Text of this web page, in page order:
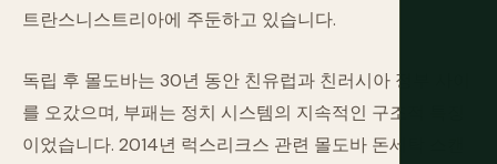
트란스니스트리아에 주둔하고 있습니다.
독립 후 몰도바는 30년 동안 친유럽과 친러시아 정부 사이
를 오갔으며, 부패는 정치 시스템의 지속적인 구조적 특징
이었습니다. 2014년 럭스리크스 관련 몰도바 돈세탁 스캔